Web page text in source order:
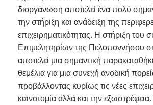
διοργάνωση αποτελεί ένα πολύ
την στήριξη και ανάδειξη της
επιχειρηματικότητας. Η στήριξη του
Επιμελητηρίων της Πελοποννήσου
αποτελεί μια σημαντική
θεμέλια για μια συνεχή ανοδική
προβάλλοντας κυρίως τις νέες
καινοτομία αλλά και την